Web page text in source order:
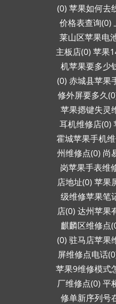
(0) 苹果如何去
价格表查询(0)
莱山区苹果电
主板店(0) 苹果
机苹果要多少
(0) 赤城县苹果
修外屏要多久
苹果摁键失灵
耳机维修店(0)
霍城苹果手机
州维修点(0) 尚
岗苹果手表维
店地址(0) 苹果
级维修苹果笔
店(0) 达州苹果
麒麟区维修点
(0) 驻马店苹果
屏维修点电话
苹果9维修模式
厂维修点(0) 平
修单新序列号